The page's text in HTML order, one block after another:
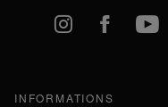
Instagram
Facebook
INFORMATIONS